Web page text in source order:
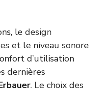
le design
et le niveau sonore
d’utilisation
dernières
. Le choix des